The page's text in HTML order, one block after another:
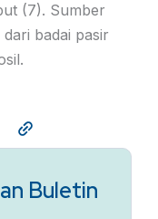
(7). Sumber
badai pasir
Buletin